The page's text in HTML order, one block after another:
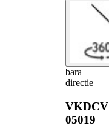
bara
directie
VKDCV
05019